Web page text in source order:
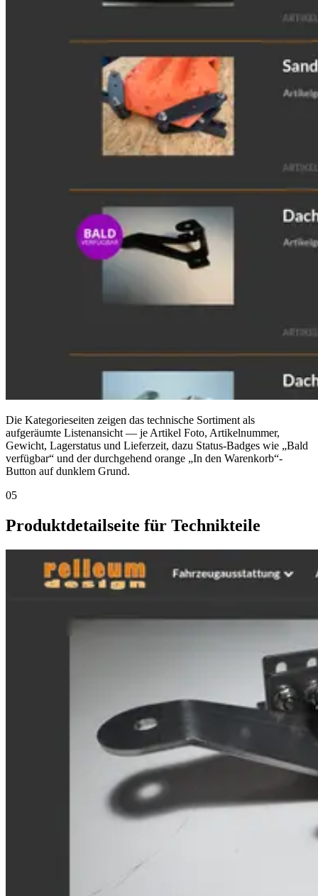
Die Kategorieseiten zeigen das technische Sortiment als
aufgeräumte Listenansicht — je Artikel Foto, Artikelnummer,
Gewicht, Lagerstatus und Lieferzeit, dazu Status-Badges wie „Bald
verfügbar“ und der durchgehend orange „In den Warenkorb“-
Button auf dunklem Grund.
05
Produktdetailseite für Technikteile